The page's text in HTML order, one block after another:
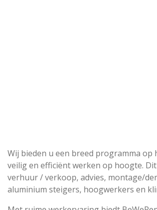
Wij bieden u een breed programma op
veilig en efficiënt werken op hoogte.
verhuur / verkoop, advies, montage/
aluminium steigers, hoogwerkers en